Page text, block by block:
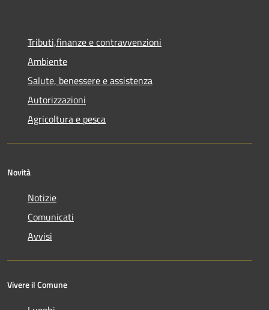
Tributi,finanze e contravvenzioni
Ambiente
Salute, benessere e assistenza
Autorizzazioni
Agricoltura e pesca
Novità
Notizie
Comunicati
Avvisi
Vivere il Comune